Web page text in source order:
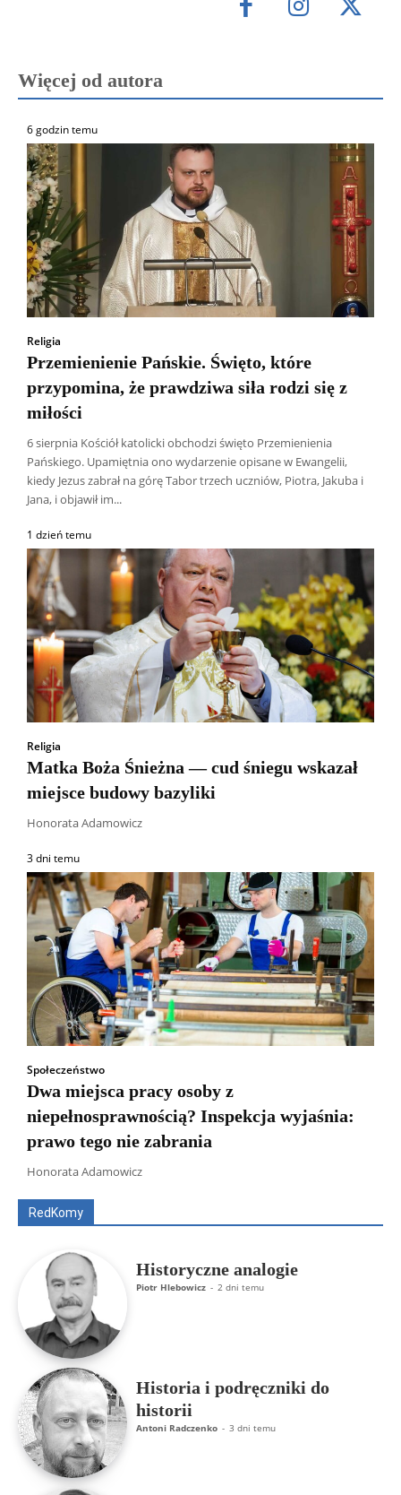
Więcej od autora
6 godzin temu
Religia
Przemienienie Pańskie. Święto, które
przypomina, że prawdziwa siła rodzi się z
miłości
6 sierpnia Kościół katolicki obchodzi święto Przemienienia
Pańskiego. Upamiętnia ono wydarzenie opisane w Ewangelii,
kiedy Jezus zabrał na górę Tabor trzech uczniów, Piotra, Jakuba i
Jana, i objawił im...
1 dzień temu
Religia
Matka Boża Śnieżna — cud śniegu wskazał
miejsce budowy bazyliki
Honorata Adamowicz
3 dni temu
Społeczeństwo
Dwa miejsca pracy osoby z
niepełnosprawnością? Inspekcja wyjaśnia:
prawo tego nie zabrania
Honorata Adamowicz
RedKomy
Wszyscy Aleksander Borowik
ks. Jarosław Wąsowicz SDB
Historyczne analogie
Piotr Hlebowicz - 2 dni temu
Historia i podręczniki do
historii
Antoni Radczenko - 3 dni temu